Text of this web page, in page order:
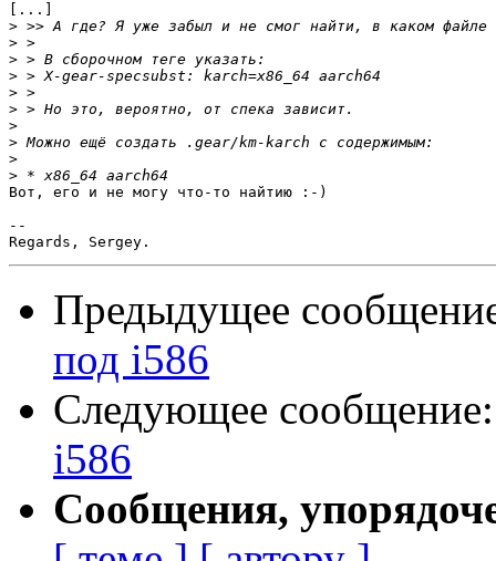
[...]
>
>
>
>
>
>
>
>
>
>
Вот, его и не могу что-то найтию :-)
--
Предыдущее
под i586
Следующее
i586
Сообщения,